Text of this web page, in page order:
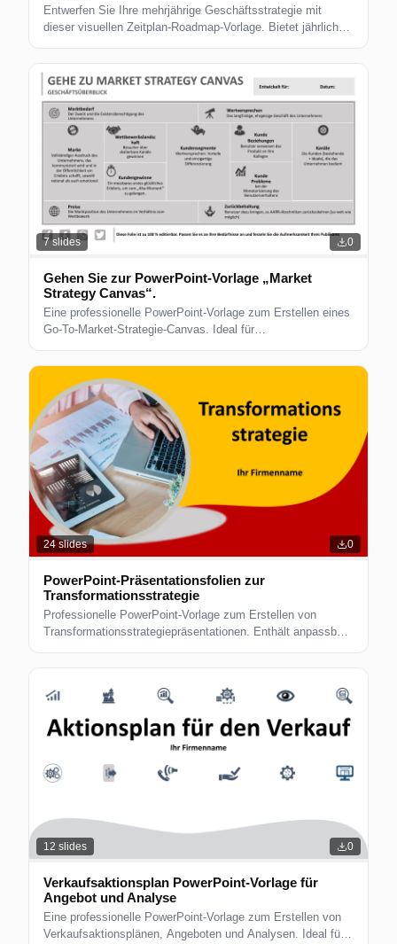
Entwerfen Sie Ihre mehrjährige Geschäftsstrategie mit
dieser visuellen Zeitplan-Roadmap-Vorlage. Bietet jährliche
Design.
7slides 0
Gehen Sie zur PowerPoint-Vorlage „Market
Strategy Canvas“.
Eine professionelle PowerPoint-Vorlage zum Erstellen eines
Go-To-Market-Strategie-Canvas. Ideal für
24 slides 0
PowerPoint-Präsentationsfolien zur
Transformationsstrategie
Professionelle PowerPoint-Vorlage zum Erstellen von
Transformationsstrategiepräsentationen. Enthält anpassbare
12 slides 0
Verkaufsaktionsplan PowerPoint-Vorlage für
Angebot und Analyse
Eine professionelle PowerPoint-Vorlage zum Erstellen von
Verkaufsaktionsplänen, Angeboten und Analysen. Ideal für